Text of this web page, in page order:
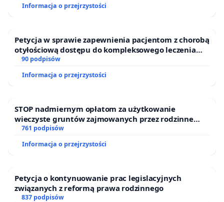
Informacja o przejrzystości
Petycja w sprawie zapewnienia pacjentom z chorobą
otyłościową dostępu do kompleksowego leczenia
oraz programów profilaktycznych.
90 podpisów
Informacja o przejrzystości
STOP nadmiernym opłatom za użytkowanie
wieczyste gruntów zajmowanych przez rodzinne
ogrody działkowe.
761 podpisów
Informacja o przejrzystości
Petycja o kontynuowanie prac legislacyjnych
związanych z reformą prawa rodzinnego
837 podpisów